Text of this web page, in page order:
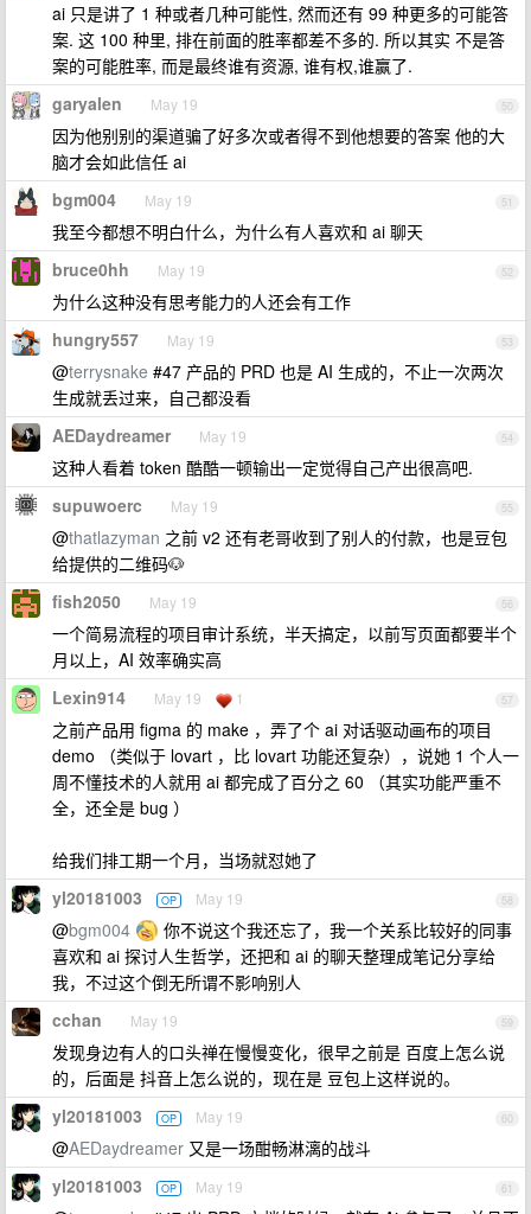
ai 只是讲了 1 种或者几种可能性, 然而还有 99 种更多的可能答
案. 这 100 种里, 排在前面的胜率都差不多的. 所以其实 不是答
案的可能胜率, 而是最终谁有资源, 谁有权,谁赢了.
50
garyalen May 19
因为他别别的渠道骗了好多次或者得不到他想要的答案 他的大
脑才会如此信任 ai
51
bgm004 May 19
我至今都想不明白什么，为什么有人喜欢和 ai 聊天
52
bruce0hh May 19
为什么这种没有思考能力的人还会有工作
53
hungry557 May 19
@terrysnake #47 产品的 PRD 也是 AI 生成的，不止一次两次
生成就丢过来，自己都没看
54
AEDaydreamer May 19
这种人看着 token 酷酷一顿输出一定觉得自己产出很高吧.
55
supuwoerc May 19
@thatlazyman 之前 v2 还有老哥收到了别人的付款，也是豆包
给提供的二维码🐶
56
fish2050 May 19
一个简易流程的项目审计系统，半天搞定，以前写页面都要半个
月以上，AI 效率确实高
57
Lexin914 May 19 1
之前产品用 figma 的 make ，弄了个 ai 对话驱动画布的项目
demo （类似于 lovart ，比 lovart 功能还复杂），说她 1 个人一
周不懂技术的人就用 ai 都完成了百分之 60 （其实功能严重不
全，还全是 bug ）
给我们排工期一个月，当场就怼她了
58
yl20181003 OP May 19
@bgm004
你不说这个我还忘了，我一个关系比较好的同事
喜欢和 ai 探讨人生哲学，还把和 ai 的聊天整理成笔记分享给
我，不过这个倒无所谓不影响别人
59
cchan May 19
发现身边有人的口头禅在慢慢变化，很早之前是 百度上怎么说
的，后面是 抖音上怎么说的，现在是 豆包上这样说的。
60
yl20181003 OP May 19
@AEDaydreamer 又是一场酣畅淋漓的战斗
61
yl20181003 OP May 19